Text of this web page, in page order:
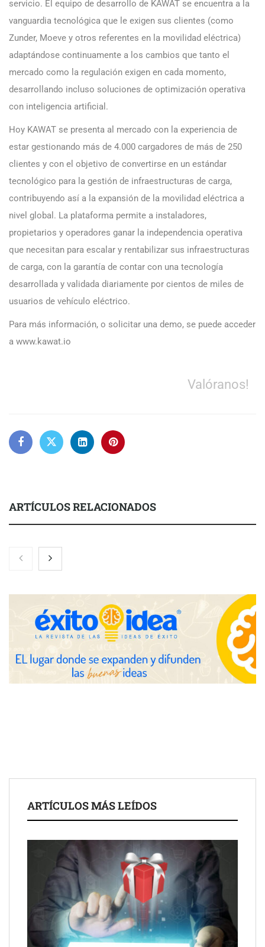
servicio. El equipo de desarrollo de KAWAT se encuentra a la
vanguardia tecnológica que le exigen sus clientes (como
Zunder, Moeve y otros referentes en la movilidad eléctrica)
adaptándose continuamente a los cambios que tanto el
mercado como la regulación exigen en cada momento,
desarrollando incluso soluciones de optimización operativa
con inteligencia artificial.
Hoy KAWAT se presenta al mercado con la experiencia de
estar gestionando más de 4.000 cargadores de más de 250
clientes y con el objetivo de convertirse en un estándar
tecnológico para la gestión de infraestructuras de carga,
contribuyendo así a la expansión de la movilidad eléctrica a
nivel global. La plataforma permite a instaladores,
propietarios y operadores ganar la independencia operativa
que necesitan para escalar y rentabilizar sus infraestructuras
de carga, con la garantía de contar con una tecnología
desarrollada y validada diariamente por cientos de miles de
usuarios de vehículo eléctrico.
Para más información, o solicitar una demo, se puede acceder
a www.kawat.io
Valóranos!
ARTÍCULOS RELACIONADOS
La luz roja, el nuevo aftersun, actúa en la recuperación de la piel
Eulalia Roig lanza ‘The Journal’, una revista digital mensual de
entrevistas y fotografía editorial
ARTÍCULOS MÁS LEÍDOS